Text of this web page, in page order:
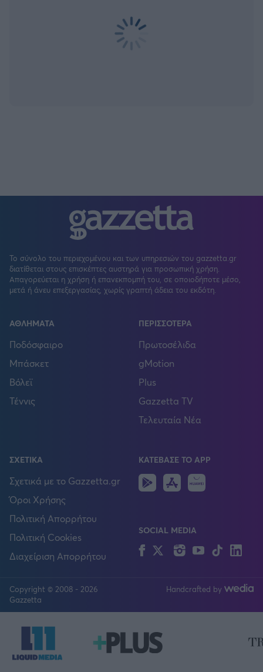
Το σύνολο του περιεχομένου και των υπηρεσιών του gazzetta.gr
διατίθεται στους επισκέπτες αυστηρά για προσωπική χρήση.
Απαγορεύεται η χρήση ή επανεκπομπή του, σε οποιοδήποτε μέσο,
μετά ή άνευ επεξεργασίας, χωρίς γραπτή άδεια του εκδότη.
ΑΘΛΗΜΑΤΑ
Ποδόσφαιρο
Μπάσκετ
Βόλεϊ
Τέννις
ΠΕΡΙΣΣΟΤΕΡΑ
Πρωτοσέλιδα
gMotion
Plus
Gazzetta TV
Τελευταία Νέα
ΣΧΕΤΙΚΑ
Σχετικά με το Gazzetta.gr
Όροι Χρήσης
Πολιτική Απορρήτου
Πολιτική Cookies
Διαχείριση Απορρήτου
ΚΑΤΕΒΑΣΕ ΤΟ APP
Android
IOS
SOCIAL MEDIA
FacebookTwitterInstagram
YouTubeTikTok
Copyright © 2008 - 2026
Gazzetta
Handcrafted by